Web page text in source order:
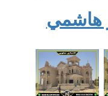
هاشمي